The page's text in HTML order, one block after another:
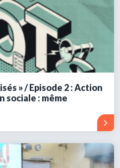
» / Episode 2 : Action
sociale : même